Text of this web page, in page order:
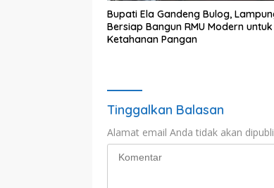
Bupati Ela Gandeng Bulog,
Bersiap Bangun RMU Modern
Ketahanan Pangan
Tinggalkan Balasan
Alamat email Anda tidak akan